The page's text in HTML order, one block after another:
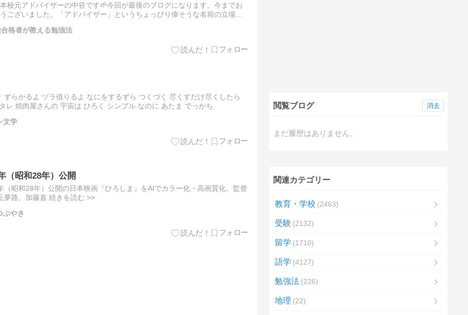
校元アドバイザーの中谷です🌱今回が最後のブログになります。今までお
ございました。「アドバイザー」というちょっぴり偉そうな名前の立場に
格者が教える勉強法
ずらかるよ ヅラ借りるよ なにをするずら つくづく 尽くすだけ尽くしたら
レ 焼肉屋さんの 宇宙は ひろく シンプル なのに あたま でっかち
文学
（昭和28年）公開
（昭和28年）公開の日本映画『ひろしま』をAIでカラー化・高画質化。監督
夢路、加藤嘉 続きを読む >>
ぶやき
閲覧ブログ
まだ履歴はありません。
消去
関連カテゴリー
教育・学校 2463
受験 2132
留学 1710
語学 4127
勉強法 226
地理 22